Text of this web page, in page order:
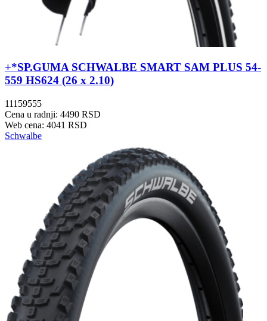
+*SP.GUMA SCHWALBE SMART SAM PLUS 54-
559 HS624 (26 x 2.10)
11159555
Cena u radnji: 4490 RSD
Web cena: 4041 RSD
Schwalbe